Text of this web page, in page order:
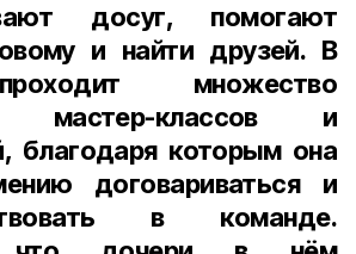
досуг, помогают
и найти друзей. В
множество
мастер-классов и
благодаря которым она
договариваться и
в команде.